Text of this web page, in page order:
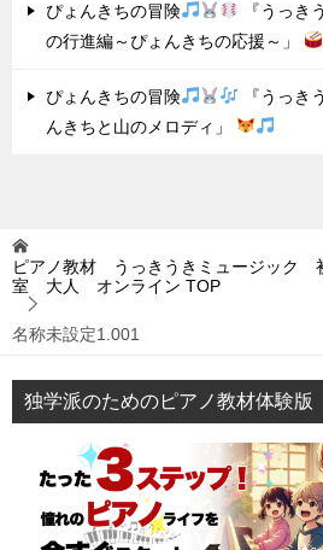
ぴょんきちの冒険
『うっき
の行進編～ぴょんきちの応援～」
ぴょんきちの冒険
『うっき
んきちと山のメロディ」
ピアノ教材 うっきうきミュージッ
室 大人 オンライン TOP
名称未設定1.001
独学派のためのピアノ教材体験版